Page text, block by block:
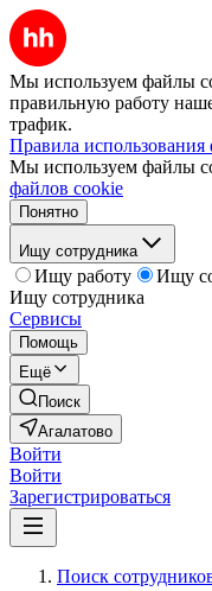
Мы используем файлы
правильную работу
трафик.
Правила
Мы используем файлы
файлов cookie
Понятно
Ищу сотрудника
Ищу работу
Ищу
Ищу сотрудника
Сервисы
Помощь
Ещё
Поиск
Агалатово
Войти
Войти
Зарегистрироваться
Поиск